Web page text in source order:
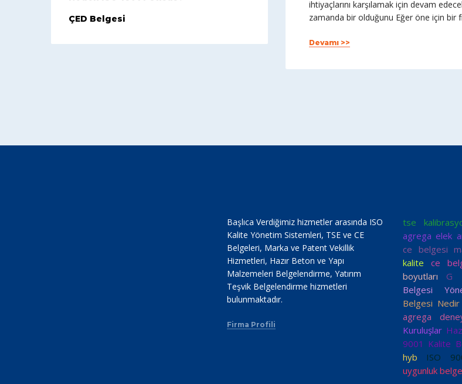
ihtiyaçlarını karşılamak için devam
zamanda bir olduğunu Eğer öne için
Devamı >>
ÇED Belgesi
Başlıca Verdiğimiz hizmetler arasında ISO
Kalite Yönetim Sistemleri, TSE ve CE
Belgeleri, Marka ve Patent Vekillik
Hizmetleri, Hazır Beton ve Yapı
Malzemeleri Belgelendirme, Yatırım
Teşvik Belgelendirme hizmetleri
bulunmaktadır.
Firma Profili
tse
agrega elek
ce belgesi
kalite
ce
boyutları
G
Belgesi
Belgesi Nedir
agrega
Kuruluşlar
9001 Kalite
hyb
ISO
uygunluk